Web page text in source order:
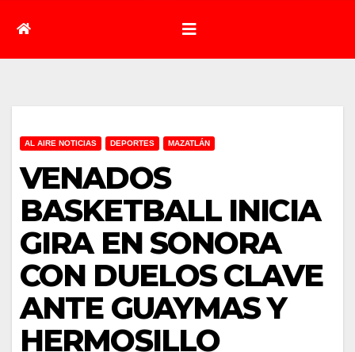
AL AIRE NOTICIAS DEPORTES MAZATLÁN
VENADOS
BASKETBALL INICIA
GIRA EN SONORA
CON DUELOS CLAVE
ANTE GUAYMAS Y
HERMOSILLO